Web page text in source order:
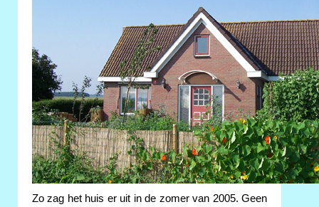
Zo zag het huis er uit in de zomer van 2005. Geen